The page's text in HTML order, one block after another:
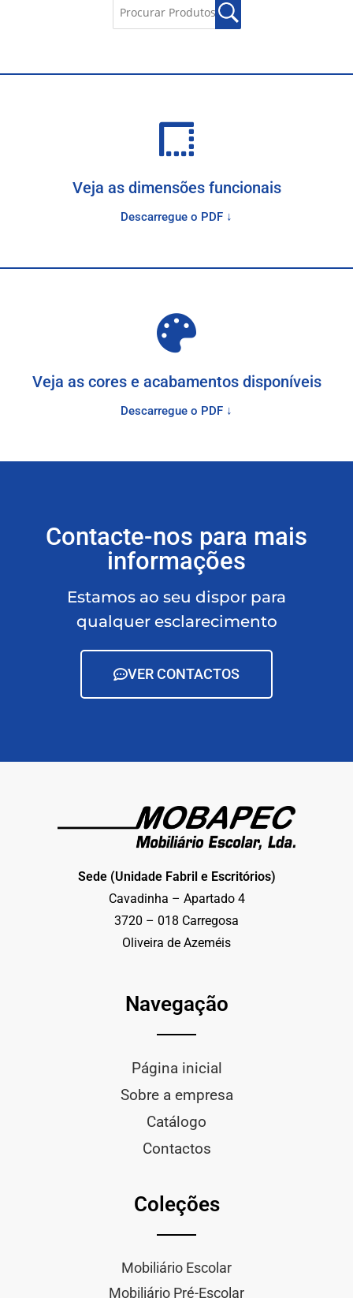
Veja as dimensões funcionais
Descarregue o PDF ↓
Veja as cores e acabamentos disponíveis
Descarregue o PDF ↓
Contacte-nos para mais
informações
Estamos ao seu dispor para
qualquer esclarecimento
VER CONTACTOS
Sede (Unidade Fabril e Escritórios)
Cavadinha – Apartado 4
3720 – 018 Carregosa
Oliveira de Azeméis
Navegação
Página inicial
Sobre a empresa
Catálogo
Contactos
Coleções
Mobiliário Escolar
Mobiliário Pré-Escolar